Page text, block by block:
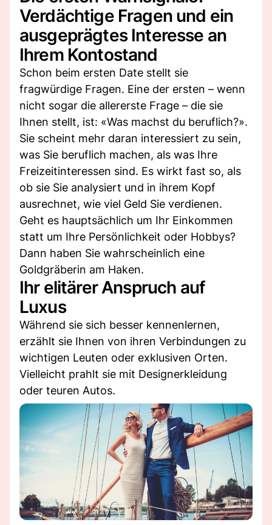
Verdächtige Fragen und ein
ausgeprägtes Interesse an
Ihrem Kontostand
Schon beim ersten Date stellt sie
fragwürdige Fragen. Eine der ersten – wenn
nicht sogar die allererste Frage – die sie
Ihnen stellt, ist: «Was machst du beruflich?».
Sie scheint mehr daran interessiert zu sein,
was Sie beruflich machen, als was Ihre
Freizeitinteressen sind. Es wirkt fast so, als
ob sie Sie analysiert und in ihrem Kopf
ausrechnet, wie viel Geld Sie verdienen.
Geht es hauptsächlich um Ihr Einkommen
statt um Ihre Persönlichkeit oder Hobbys?
Dann haben Sie wahrscheinlich eine
Goldgräberin am Haken.
Ihr elitärer Anspruch auf
Luxus
Während sie sich besser kennenlernen,
erzählt sie Ihnen von ihren Verbindungen zu
wichtigen Leuten oder exklusiven Orten.
Vielleicht prahlt sie mit Designerkleidung
oder teuren Autos.